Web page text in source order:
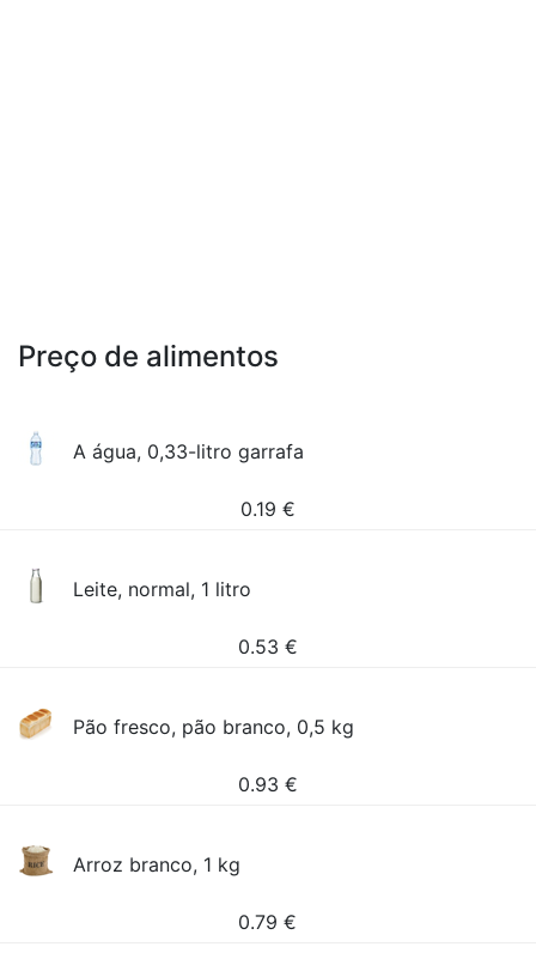
Preço de alimentos
A água, 0,33-litro garrafa
0.19 €
Leite, normal, 1 litro
0.53 €
Pão fresco, pão branco, 0,5 kg
0.93 €
Arroz branco, 1 kg
0.79 €